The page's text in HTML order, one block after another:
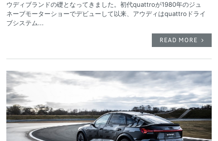
ウディブランドの礎となってきました。初代quattroが1980年のジュ
ネーブモーターショーでデビューして以来、アウディはquattroドライ
ブシステム...
READ MORE